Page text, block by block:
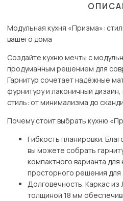
Модульная кухня «Призма»:
вашего дома
Создайте кухню мечты с
продуманным решением для
Гарнитур сочетает надёжные
фурнитуру и лаконичный
стиль: от минимализма до
Почему стоит выбрать кухню
Гибкость планировки.
вы можете собрать
компактного варианта
просторного решения для
Долговечность. Каркас
толщиной 18 мм